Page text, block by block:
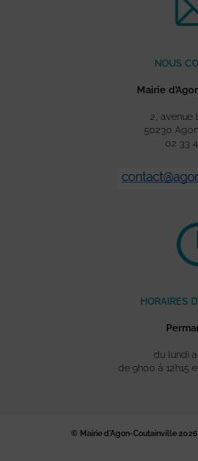
NOUS
Mairie
2, avenue
50230
02 33
HORAIRES
du lundi
de 9h00 à 12h15
© Mairie d'Agon-Coutainville 2026